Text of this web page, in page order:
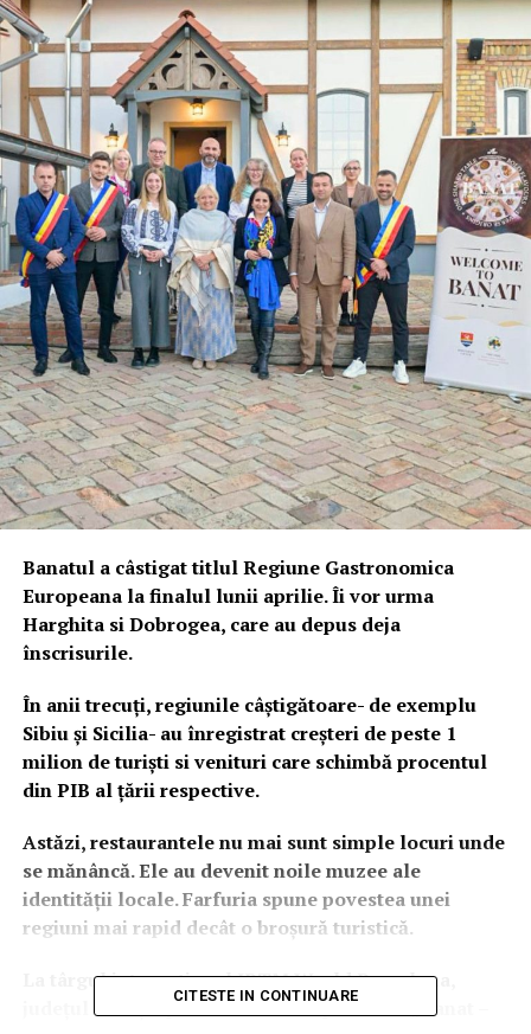
Banatul a câstigat titlul Regiune Gastronomica
Europeana la finalul lunii aprilie. Îi vor urma
Harghita si Dobrogea, care au depus deja
înscrisurile.
În anii trecuți, regiunile câștigătoare- de exemplu
Sibiu și Sicilia- au înregistrat creșteri de peste 1
milion de turiști si venituri care schimbă procentul
din PIB al țării respective.
Astăzi, restaurantele nu mai sunt simple locuri unde
se mănâncă. Ele au devenit noile muzee ale
identității locale. Farfuria spune povestea unei
regiuni mai rapid decât o broșură turistică.
La târgul internațional IBTM World Barcelona,
județul Timiș a prezentat oficial proiectul „Banat –
CITESTE IN CONTINUARE